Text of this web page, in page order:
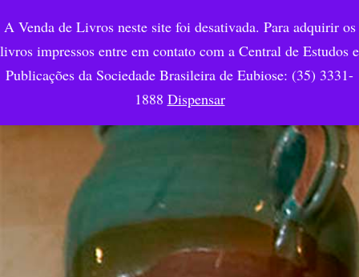
A Venda de Livros neste site foi desativada. Para adquirir os
livros impressos entre em contato com a Central de Estudos e
Publicações da Sociedade Brasileira de Eubiose: (35) 3331-
1888 Dispensar